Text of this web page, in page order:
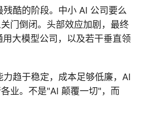
残酷的阶段。中小 AI 公司要么
门倒闭。头部效应加剧，最终
大模型公司，以及若干垂直领
力趋于稳定，成本足够低廉，AI
业。不是"AI 颠覆一切"，而